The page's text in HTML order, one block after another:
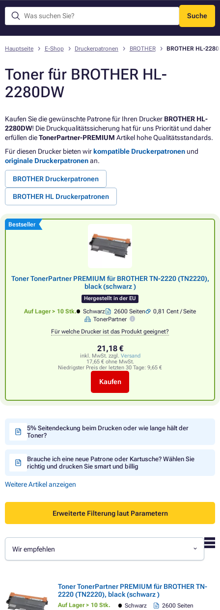
Suche
Menü
Hauptseite E-Shop Druckerpatronen BROTHER BROTHER HL-
Toner für BROTHER HL-
2280DW
Kaufen Sie die gewünschte Patrone für Ihren Drucker BROTHER HL-
2280DW! Die Druckqualitätssicherung hat für uns Priorität und daher
erfüllen dieTonerPartner-PREMIUM Artikel hohe Qualitätsstandards.
Für diesen Drucker bieten wir kompatible Druckerpatronen und
originale Druckerpatronenan.
BROTHER Druckerpatronen
BROTHER HL Druckerpatronen
Bestseller
Toner TonerPartner PREMIUM für BROTHER TN-2220 (TN2220),
black (schwarz )
Hergestellt in der EU
Auf Lager > 10 Stk. Schwarz 2600 Seiten
0,81 Cent / Seite
TonerPartner
Für welche Drucker ist das Produkt geeignet?
21,18 €
inkl. MwSt. zzgl. Versand
17,65 € ohne MwSt.
Niedrigster Preis der letzten 30 Tage: 9,65 €
Kaufen
5% Seitendeckung beim Drucken oder wie lange hält der
Toner?
Brauche ich eine neue Patrone oder Kartusche? Wählen Sie
richtig und drucken Sie smart und billig
Weitere Artikel anzeigen
Erweiterte Filterung laut Parametern
Wir empfehlen
Toner TonerPartner PREMIUM für BROTHER TN-
2220 (TN2220), black (schwarz )
Auf Lager > 10 Stk. Schwarz
2600 Seiten